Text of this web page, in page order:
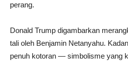
perang.
Donald Trump digambarkan
tali oleh Benjamin Netanyahu.
penuh kotoran — simbolisme yang